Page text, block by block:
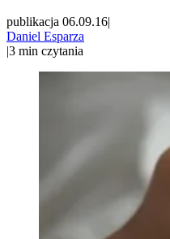
publikacja 06.09.16|
Daniel Esparza
|3 min czytania